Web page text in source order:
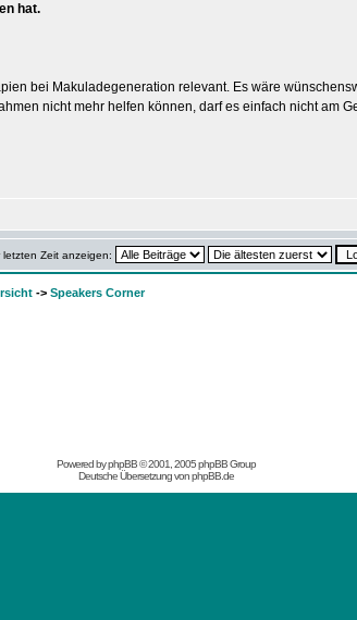
hat.
bei Makuladegeneration relevant. Es wäre
nicht mehr helfen können, darf es einfach nicht am
letzten Zeit anzeigen:
-> Speakers Corner
Powered byphpBB© 2001, 2005 phpBB Group
Deutsche Übersetzung vonphpBB.de